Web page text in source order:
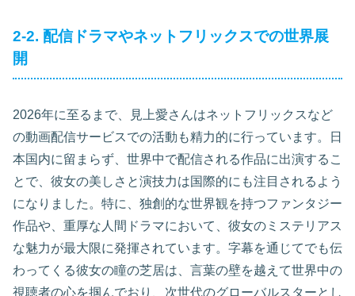
2-2. 配信ドラマやネットフリックスでの世界展
開
2026年に至るまで、見上愛さんはネットフリックスなど
の動画配信サービスでの活動も精力的に行っています。日
本国内に留まらず、世界中で配信される作品に出演するこ
とで、彼女の美しさと演技力は国際的にも注目されるよう
になりました。特に、独創的な世界観を持つファンタジー
作品や、重厚な人間ドラマにおいて、彼女のミステリアス
な魅力が最大限に発揮されています。字幕を通じてでも伝
わってくる彼女の瞳の芝居は、言葉の壁を越えて世界中の
視聴者の心を掴んでおり、次世代のグローバルスターとし